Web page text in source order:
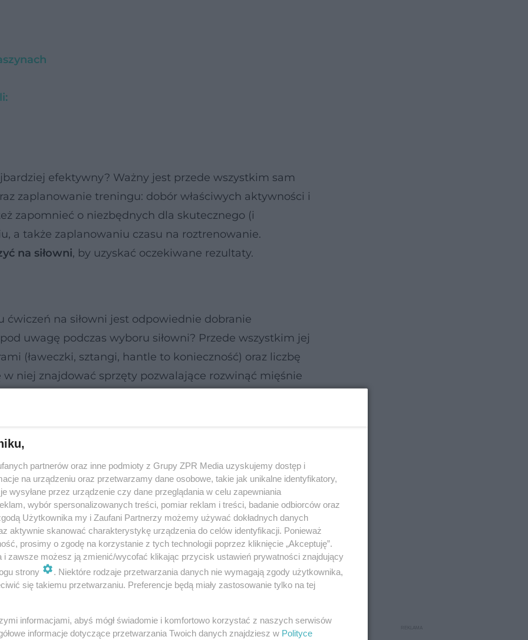
efektywny? Ważny jest przede wszystkim sam
zaplanowanie treningu: dobór właściwych aktywności i
zapomnieć o niezbędnych dla skutecznego (i
a także zaplanowaniu czasu na roztrenowanie.
na siłowni, by uzyskać oczekiwane rezultaty.
na siłowni jest odpowiednie dobranie
uwagę podczas wyboru siłowni? Przede wszystkim jej
(ławeczki, sztangi, hantle to konieczność) oraz liczbę
niej znajdować sprzęty pozwalające rozwinąć mięśnie
- czy znajdziesz tam bieżnie, rowerki stacjonarne,
pozorom wielkie sieciówki nie muszą być droższe od
partnerów oraz inne podmioty z Grupy ZPR Media uzyskujemy dostęp i
na urządzeniu oraz przetwarzamy dane osobowe, takie jak unikalne identyfikatory,
wysyłane przez urządzenie czy dane przeglądania w celu zapewniania
wybór spersonalizowanych treści, pomiar reklam i treści, badanie odbiorców oraz
Użytkownika my i Zaufani Partnerzy możemy używać dokładnych danych
aktywnie skanować charakterystykę urządzenia do celów identyfikacji. Ponieważ
prosimy o zgodę na korzystanie z tych technologii poprzez kliknięcie „Akceptuję”.
i zawsze możesz ją zmienić/wycofać klikając przycisk ustawień prywatności znajdujący
strony
. Niektóre rodzaje przetwarzania danych nie wymagają zgody użytkownika,
się takiemu przetwarzaniu. Preferencje będą miały zastosowanie tylko na tej
informacjami, abyś mógł świadomie i komfortowo korzystać z naszych serwisów
informacje dotyczące przetwarzania Twoich danych znajdziesz w Polityce